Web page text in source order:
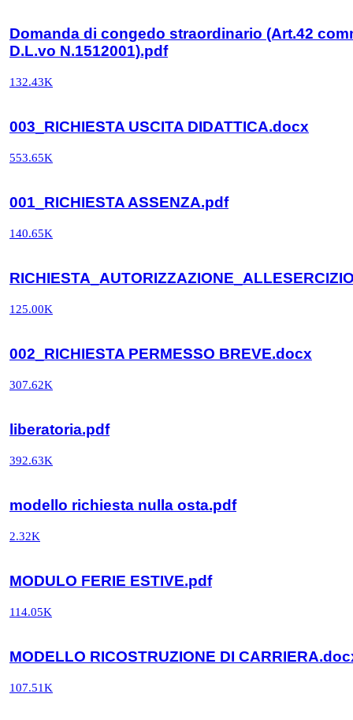
Domanda di congedo straordinario (Art.42
D.L.vo N.1512001).pdf
132.43K
003_RICHIESTA USCITA DIDATTICA.docx
553.65K
001_RICHIESTA ASSENZA.pdf
140.65K
125.00K
002_RICHIESTA PERMESSO BREVE.docx
307.62K
liberatoria.pdf
392.63K
modello richiesta nulla osta.pdf
2.32K
MODULO FERIE ESTIVE.pdf
114.05K
MODELLO RICOSTRUZIONE DI
107.51K